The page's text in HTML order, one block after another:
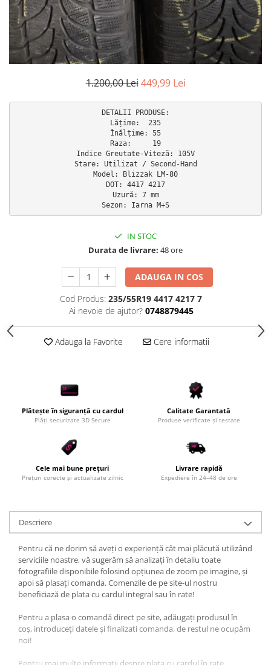
Perii
Solutii
Solutii Exterior Auto
Solutii interior auto
Accesorii Telefon
Instrumente de scris premium
1.200,00 Lei 449,99 Lei
DETALII PRODUSE:
Lățime:  235
Înălțime: 55
Raza:     19
Indice Greutate-Viteză: 105V
Stare: Utilizat / Second-Hand
Model: Blizzak LM-80
DOT: 4417 4217
Uzură: 7 mm
Sezon: Iarna M+S
IN STOC
Durata de livrare: 48 ore
ADAUGA IN COS
Cod Produs: 235/55R19 4417 4217 7
Ai nevoie de ajutor? 0748879445
Adauga la Favorite Cere informatii
Plătește în siguranță cu cardul
Plăți securizate 3D Secure
Calitate Garantată
Produse verificate și testate
Cele mai bune prețuri
Prețuri corecte și actualizate zilnic
Livrare rapidă
Expediere în 24–48 de ore
Descriere
Pentru că ne dorim să aveți o experiență cât mai plăcută utilizând
serviciile noastre, vă sugerăm să analizați în detaliu toate
fotografiile disponibile folosind opțiunea de zoom pe imagine, și
apoi să plasați comanda. Comenzile de pe site-ul nostru
beneficiază de plata cu cardul integral sau în rate!
Pentru a plasa o comandă direct pe site, adăugați produsul în
coș, introduceți datele și finalizati comanda, de restul ne ocupăm
noi!